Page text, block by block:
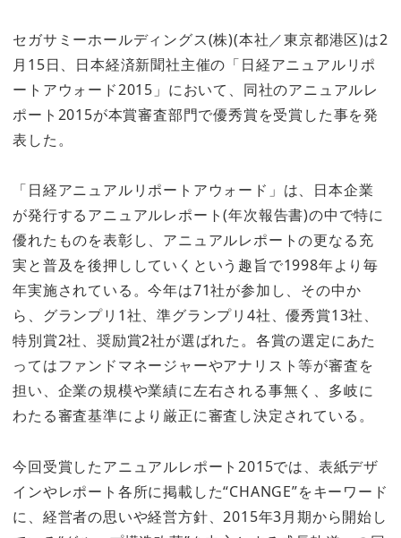
セガサミーホールディングス(株)(本社／東京都港区)は2
月15日、日本経済新聞社主催の「日経アニュアルリポ
ートアウォード2015」において、同社のアニュアルレ
ポート2015が本賞審査部門で優秀賞を受賞した事を発
表した。
「日経アニュアルリポートアウォード」は、日本企業
が発行するアニュアルレポート(年次報告書)の中で特に
優れたものを表彰し、アニュアルレポートの更なる充
実と普及を後押ししていくという趣旨で1998年より毎
年実施されている。今年は71社が参加し、その中か
ら、グランプリ1社、準グランプリ4社、優秀賞13社、
特別賞2社、奨励賞2社が選ばれた。各賞の選定にあた
ってはファンドマネージャーやアナリスト等が審査を
担い、企業の規模や業績に左右される事無く、多岐に
わたる審査基準により厳正に審査し決定されている。
今回受賞したアニュアルレポート2015では、表紙デザ
インやレポート各所に掲載した“CHANGE”をキーワード
に、経営者の思いや経営方針、2015年3月期から開始し